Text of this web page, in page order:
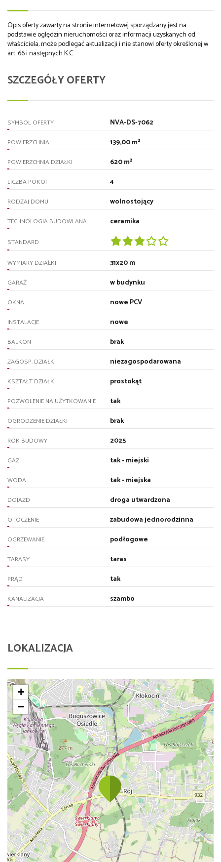
Opis oferty zawarty na stronie internetowej sporządzany jest na
podstawie oględzin nieruchomości oraz informacji uzyskanych od
właściciela, może podlegać aktualizacji i nie stanowi oferty określonej w
art. 66 i następnych K.C.
SZCZEGÓŁY OFERTY
SYMBOL OFERTY NVA-DS-7062
POWIERZCHNIA 139,00 m²
POWIERZCHNIA DZIAŁKI 620 m²
LICZBA POKOI 4
RODZAJ DOMU wolnostojący
TECHNOLOGIA BUDOWLANA ceramika
STANDARD
WYMIARY DZIAŁKI 31x20 m
GARAŻ w budynku
OKNA nowe PCV
INSTALACJE nowe
BALKON brak
ZAGOSP. DZIAŁKI niezagospodarowana
KSZTAŁT DZIAŁKI prostokąt
POZWOLENIE NA UŻYTKOWANIE tak
OGRODZENIE DZIAŁKI brak
ROK BUDOWY 2025
GAZ tak - miejski
WODA tak - miejska
DOJAZD droga utwardzona
OTOCZENIE zabudowa jednorodzinna
OGRZEWANIE podłogowe
TARASY taras
PRĄD tak
KANALIZACJA szambo
LOKALIZACJA
+
−